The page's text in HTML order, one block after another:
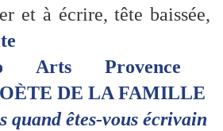
et à écrire, tête baissée,
Arts
Provence
DE LA FAMILLE
quand êtes-vous écrivain